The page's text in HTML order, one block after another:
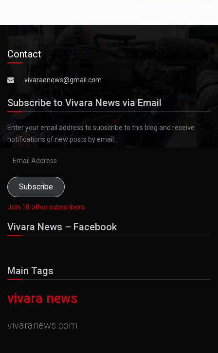
Contact
vivaraenews@gmail.com
Subscribe to Vivara News via Email
Enter your email address to subscribe to this blog and receive
notifications of new posts by email.
Subscribe
Join 18 other subscribers
Vivara News – Facebook
Main Tags
vivara news
vivaranews.com